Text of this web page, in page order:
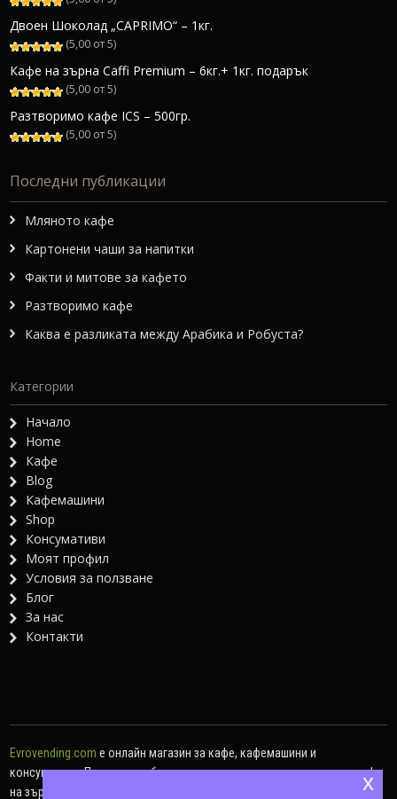
Двоен Шоколад „CAPRIMO“ – 1кг.
(5,00 от 5)
Кафе на зърна Caffi Premium – 6кг.+ 1кг. подарък
(5,00 от 5)
Разтворимо кафе ICS – 500гр.
(5,00 от 5)
Последни публикации
Мляното кафе
Картонени чаши за напитки
Факти и митове за кафето
Разтворимо кафе
Каква е разликата между Арабика и Робуста?
Категории
Начало
Home
Кафе
Blog
Кафемашини
Shop
Консумативи
Моят профил
Условия за ползване
Блог
За нас
Контакти
Evrovending.com е онлайн магазин за кафе, кафемашини и
консумативи. Предлагаме богат асортимент от различни видове кафе
на зърна, кафе капсули, мляно кафе, както и хартиени дози.
x